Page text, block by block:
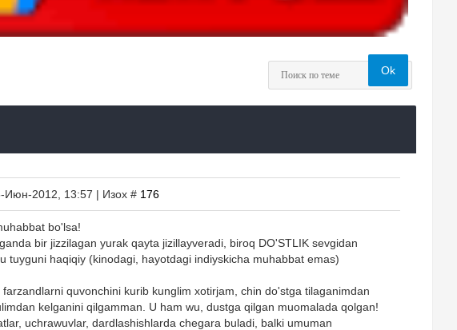
2012, 13:57 | Изох # 176
bo'lsa!
bir jizzilagan yurak qayta jizillayveradi, biroq DO'STLIK sevgidan
haqiqiy (kinodagi, hayotdagi indiyskicha muhabbat emas)
quvonchini kurib kunglim xotirjam, chin do'stga tilaganimdan
kelganini qilgamman. U ham wu, dustga qilgan muomalada qolgan!
uchrawuvlar, dardlashishlarda chegara buladi, balki umuman